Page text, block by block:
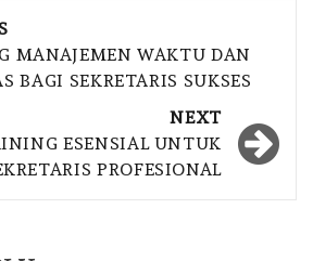
MANAJEMEN WAKTU DAN
BAGI SEKRETARIS SUKSES
NEXT
ESENSIAL UNTUK
PROFESIONAL